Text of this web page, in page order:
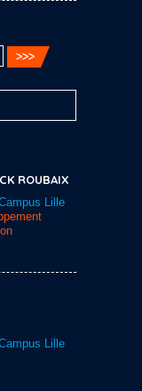
ROUBAIX
Lille
Lille